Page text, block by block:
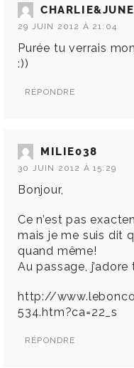
CHARLIE&JUNE
29 JUIN 2012 À 21:04
Purée tu verrais
:))
RÉPONDRE
MILIE038
30 JUIN 2012 À 15:29
Bonjour,
Ce n’est pas
mais je me suis dit
quand même!
Au passage,
http://
534.htm?ca=22_s
RÉPONDRE